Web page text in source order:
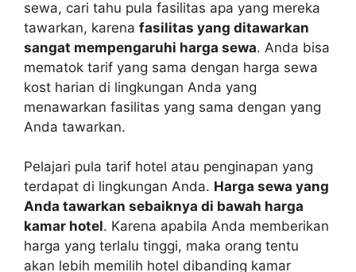
sewa, cari tahu pula fasilitas apa yang mereka
tawarkan, karena fasilitas yang ditawarkan
sangat mempengaruhi harga sewa. Anda bisa
mematok tarif yang sama dengan harga sewa
kost harian di lingkungan Anda yang
menawarkan fasilitas yang sama dengan yang
Anda tawarkan.
Pelajari pula tarif hotel atau penginapan yang
terdapat di lingkungan Anda. Harga sewa yang
Anda tawarkan sebaiknya di bawah harga
kamar hotel. Karena apabila Anda memberikan
harga yang terlalu tinggi, maka orang tentu
akan lebih memilih hotel dibanding kamar